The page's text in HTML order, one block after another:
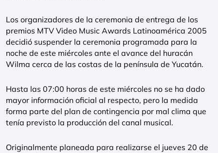
Los organizadores de la ceremonia de entrega de los
premios MTV Video Music Awards Latinoamérica 2005
decidió suspender la ceremonia programada para la
noche de este miércoles ante el avance del huracán
Wilma cerca de las costas de la península de Yucatán.
Hasta las 07:00 horas de este miércoles no se ha dado
mayor información oficial al respecto, pero la medida
forma parte del plan de contingencia por mal clima que
tenía previsto la producción del canal musical.
Originalmente planeada para realizarse el jueves 20 de